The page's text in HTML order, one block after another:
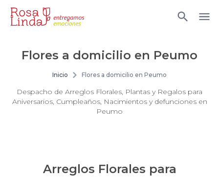
Flores a domicilio en Peumo
Inicio Flores a domicilio en Peumo
Despacho de Arreglos Florales, Plantas y Regalos para
Aniversarios, Cumpleaños, Nacimientos y defunciones en
Peumo
Arreglos Florales para